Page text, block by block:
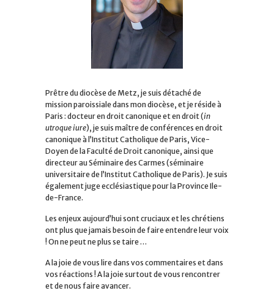
Prêtre du diocèse de Metz, je suis détaché de
mission paroissiale dans mon diocèse, et je réside à
Paris : docteur en droit canonique et en droit (in
utroque iure), je suis maître de conférences en droit
canonique à l’Institut Catholique de Paris, Vice-
Doyen de la Faculté de Droit canonique, ainsi que
directeur au Séminaire des Carmes (séminaire
universitaire de l’Institut Catholique de Paris). Je suis
également juge ecclésiastique pour la Province Ile-
de-France.
Les enjeux aujourd’hui sont cruciaux et les chrétiens
ont plus que jamais besoin de faire entendre leur voix
! On ne peut ne plus se taire …
A la joie de vous lire dans vos commentaires et dans
vos réactions ! A la joie surtout de vous rencontrer
et de nous faire avancer.